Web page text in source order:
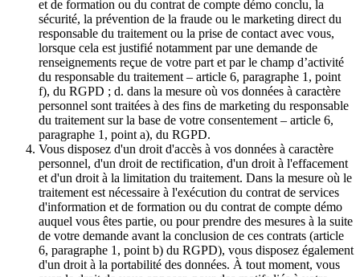
et de formation ou du contrat de compte démo conclu, la
sécurité, la prévention de la fraude ou le marketing direct du
responsable du traitement ou la prise de contact avec vous,
lorsque cela est justifié notamment par une demande de
renseignements reçue de votre part et par le champ d’activité
du responsable du traitement – article 6, paragraphe 1, point
f), du RGPD ; d. dans la mesure où vos données à caractère
personnel sont traitées à des fins de marketing du responsable
du traitement sur la base de votre consentement – article 6,
paragraphe 1, point a), du RGPD.
Vous disposez d'un droit d'accès à vos données à caractère
personnel, d'un droit de rectification, d'un droit à l'effacement
et d'un droit à la limitation du traitement. Dans la mesure où le
traitement est nécessaire à l'exécution du contrat de services
d'information et de formation ou du contrat de compte démo
auquel vous êtes partie, ou pour prendre des mesures à la suite
de votre demande avant la conclusion de ces contrats (article
6, paragraphe 1, point b) du RGPD), vous disposez également
d'un droit à la portabilité des données. À tout moment, vous